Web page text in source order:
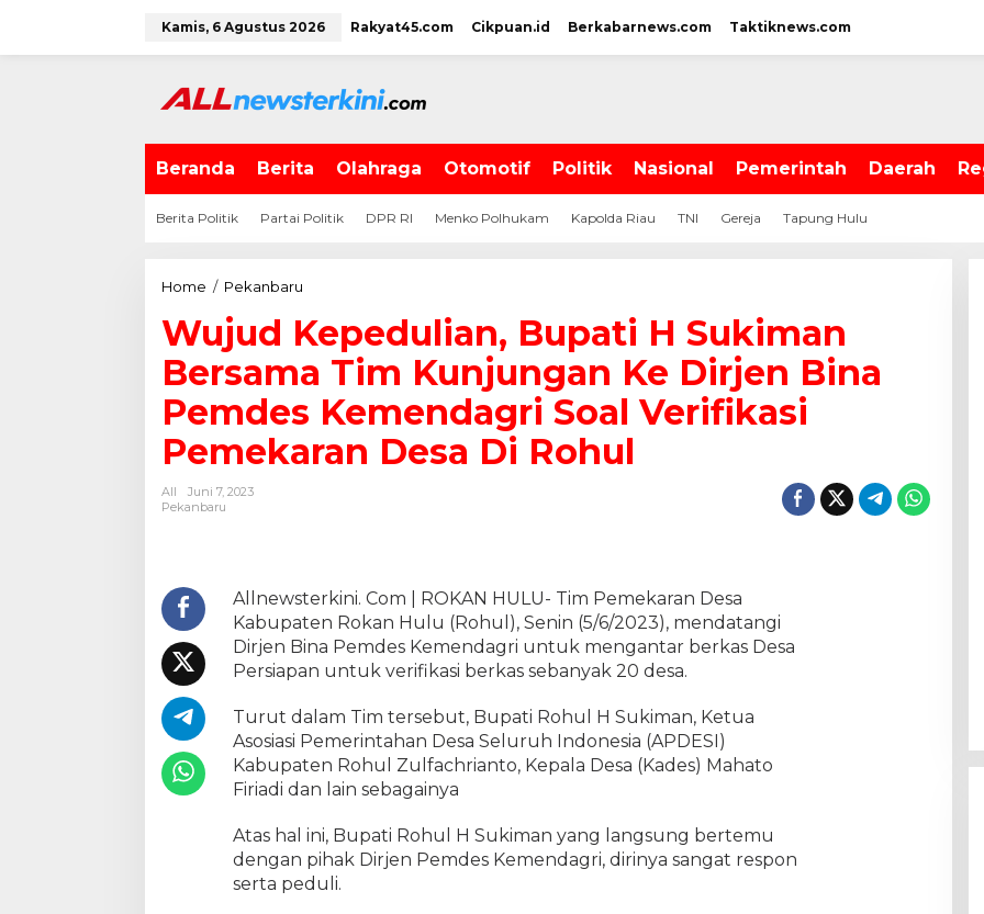
w
Kamis, 6 Agustus 2026 Rakyat45.com Cikpuan.id Berkabarnews.com Taktiknews.com
Beranda Berita Olahraga Otomotif Politik Nasional Pemerintah Daerah
Berita Politik Partai Politik DPR RI Menko Polhukam Kapolda Riau TNI Gereja Tapung Hulu
Home / Pekanbaru
j
d
e
e
n
,
B
p
t
i
H
S
k
m
Wujud Kepedulian, Bupati H Sukiman
Bersama Tim Kunjungan Ke Dirjen Bina
Pemdes Kemendagri Soal Verifikasi
Pemekaran Desa Di Rohul
All
Juni 7, 2023
Pekanbaru
Allnewsterkini. Com | ROKAN HULU- Tim Pemekaran Desa
Kabupaten Rokan Hulu (Rohul), Senin (5/6/2023), mendatangi
Dirjen Bina Pemdes Kemendagri untuk mengantar berkas Desa
Persiapan untuk verifikasi berkas sebanyak 20 desa.
Turut dalam Tim tersebut, Bupati Rohul H Sukiman, Ketua
Asosiasi Pemerintahan Desa Seluruh Indonesia (APDESI)
Kabupaten Rohul Zulfachrianto, Kepala Desa (Kades) Mahato
Firiadi dan lain sebagainya
Atas hal ini, Bupati Rohul H Sukiman yang langsung bertemu
dengan pihak Dirjen Pemdes Kemendagri, dirinya sangat respon
serta peduli.